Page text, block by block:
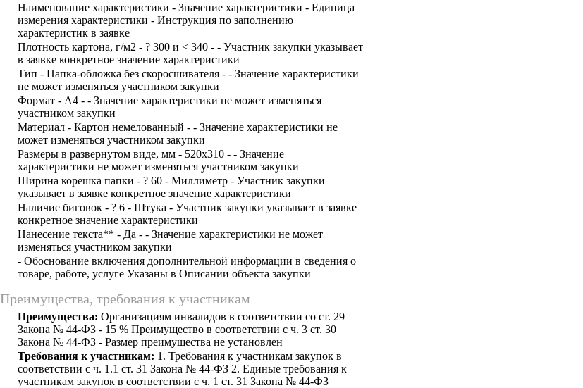
Наименование характеристики - Значение характеристики - Единица
измерения характеристики - Инструкция по заполнению
характеристик в заявке
Плотность картона, г/м2 - ? 300 и < 340 - - Участник закупки указывает
в заявке конкретное значение характеристики
Тип - Папка-обложка без скоросшивателя - - Значение характеристики
не может изменяться участником закупки
Формат - A4 - - Значение характеристики не может изменяться
участником закупки
Материал - Картон немелованный - - Значение характеристики не
может изменяться участником закупки
Размеры в развернутом виде, мм - 520х310 - - Значение
характеристики не может изменяться участником закупки
Ширина корешка папки - ? 60 - Миллиметр - Участник закупки
указывает в заявке конкретное значение характеристики
Наличие биговок - ? 6 - Штука - Участник закупки указывает в заявке
конкретное значение характеристики
Нанесение текста** - Да - - Значение характеристики не может
изменяться участником закупки
- Обоснование включения дополнительной информации в сведения о
товаре, работе, услуге Указаны в Описании объекта закупки
Преимущества, требования к участникам
Преимущества: Организациям инвалидов в соответствии со ст. 29
Закона № 44-ФЗ - 15 % Преимущество в соответствии с ч. 3 ст. 30
Закона № 44-ФЗ - Размер преимущества не установлен
Требования к участникам: 1. Требования к участникам закупок в
соответствии с ч. 1.1 ст. 31 Закона № 44-ФЗ 2. Единые требования к
участникам закупок в соответствии с ч. 1 ст. 31 Закона № 44-ФЗ